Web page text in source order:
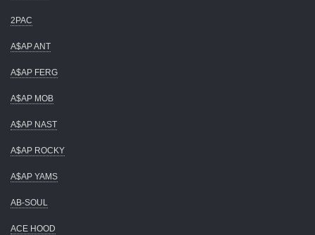
2PAC
A$AP ANT
A$AP FERG
A$AP MOB
A$AP NAST
A$AP ROCKY
A$AP YAMS
AB-SOUL
ACE HOOD